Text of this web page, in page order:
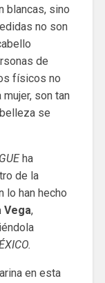
blancas, sino
no son
de
físicos no
son tan
se
ha
de la
lo han hecho
Vega,
en esta